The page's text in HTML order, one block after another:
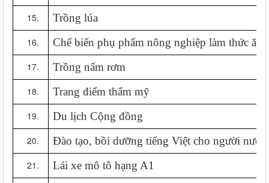
Trồng lúa
Chế biến phụ phẩm nông nghiệp làm thức ăn
Trồng nấm rơm
Trang điểm thẩm mỹ
Du lịch Cộng đồng
Đào tạo, bồi dưỡng tiếng Việt cho người nước
Lái xe mô tô hạng A1